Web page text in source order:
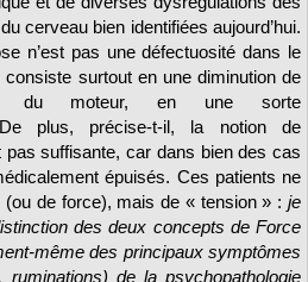
cerveau bien identifiées aujourd’hui.
n’est pas une défectuosité dans le
surtout en une diminution de
du moteur, en une sorte
De plus, précise-t-il, la notion de
pas suffisante, car dans bien des cas
épuisés. Ces patients ne
(ou de force), mais de « tension » : je
des deux concepts de Force
même des principaux symptômes
ruminations) de la psychopathologie